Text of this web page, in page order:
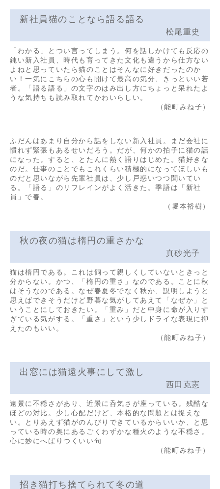
新社員猫のことなら語る語る
松尾重史
「わかる」とつい言ってしまう。何を話しかけても反応の
鈍い新入社員、時代も育ってきた文化も違うから仕方ない
よねと思っていたら猫のことはそんなに好きだったのか
い！一気にこちらの心も開けて最高の気分、きっといい若
者。「語る語る」の文字のはみ出し方にちょっと呆れたよ
うな気持ちも読み取れてかわいらしい。
（能町みね子）
ふだんはあまり自分から話をしない新入社員。まだ会社に
慣れず緊張もあるせいだろう。だが、何かの拍子に猫の話
になった。すると、とたんに熱く語りはじめた。猫好きな
のだ。仕事のことでもこれくらい積極的になってほしいも
のだと思いながら先輩社員は、少し戸惑いつつ聞いてい
る。「語る」のリフレインがよく活きた。季語は「新社
員」で春。
（堀本裕樹）
秋の夜の猫は楕円の重さかな
真砂光子
猫は楕円である。これは飼って親しくしていないときっと
分からない。かつ、「楕円の重さ」なのである。ことに秋
はそうなのである。なぜ春夏冬でなく秋か、説明しようと
思えばできそうだけど野暮な気がしてあえて「なぜか」と
いうことにしておきたい。「重み」だと中身に命が入りす
ぎている気がする。「重さ」という少しドライな表現に抑
えたのもいい。
（能町みね子）
出窓には猫遠火事にして激し
西田克憲
遠景に不穏さがあり、近景に呑気さが座っている。残酷な
ほどの対比。少し心配だけど、本格的な問題とは捉えな
い。とりあえず猫がのんびりできているからいいか、と思
っている時の奥にあるごくわずかな種火のような不穏さ。
心に妙にへばりつくいい句
（能町みね子）
招き猫打ち捨てられて冬の道